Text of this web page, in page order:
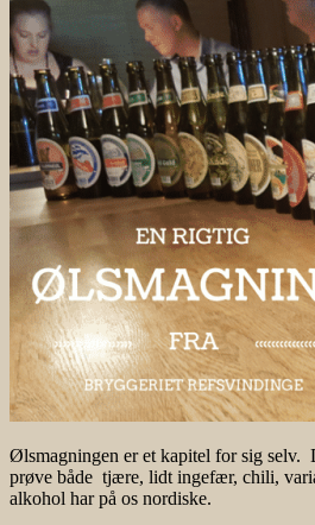
Ølsmagningen er et kapitel for sig selv.
prøve både tjære, lidt ingefær, chili,
alkohol har på os nordiske.